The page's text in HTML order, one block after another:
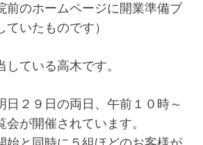
前のホームページに開業準備ブ
ていたものです）
ている高木です。
２９日の両日、午前１０時～
が開催されています。